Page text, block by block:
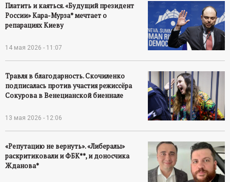
Платить и каяться. «Будущий президент
России» Кара-Мурза* мечтает о
репарациях Киеву
14 мая 2026 - 11:07
Травля в благодарность. Скочиленко
подписалась против участия режиссёра
Сокурова в Венецианской биеннале
13 мая 2026 - 12:06
«Репутацию не вернуть». «Либералы»
раскритиковали и ФБК**, и доносчика
Жданова*